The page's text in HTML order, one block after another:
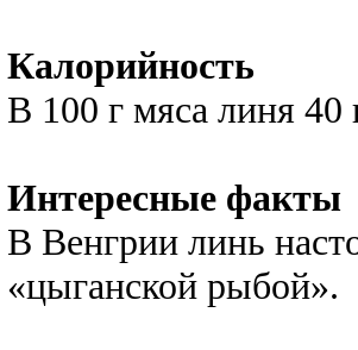
Калорийность
В 100 г мяса линя 40
Интересные факты
В Венгрии линь
«цыганской рыбой».